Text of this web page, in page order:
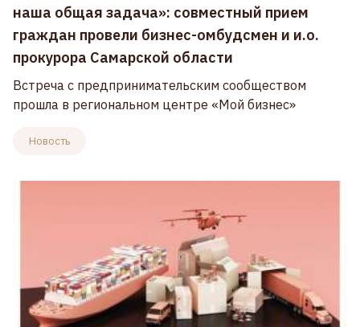
наша общая задача»: совместный прием
граждан провели бизнес-омбудсмен и и.о.
прокурора Самарской области
Встреча с предпринимательским сообществом
прошла в региональном центре «Мой бизнес»
Новость